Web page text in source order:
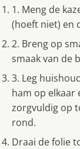
1. Meng de
(hoeft niet) en
2. Breng op
smaak van de
3. Leg
ham op elkaar
zorgvuldig op
rond.
Draai de folie